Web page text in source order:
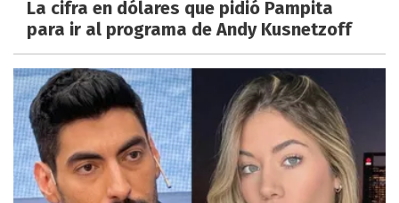
La cifra en dólares que pidió Pampita
para ir al programa de Andy Kusnetzoff